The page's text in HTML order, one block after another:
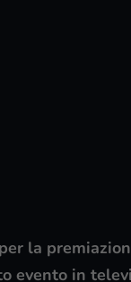
la
evento in